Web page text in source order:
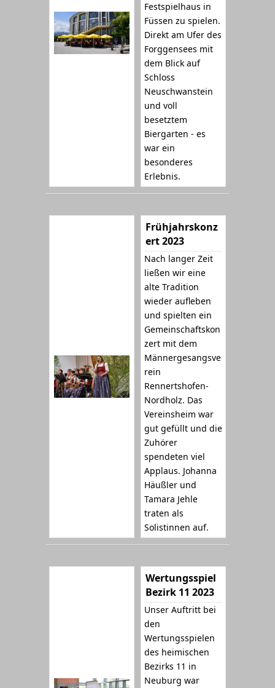
Festspielhaus in
Füssen zu spielen.
Direkt am Ufer des
Forggensees mit
dem Blick auf
Schloss
Neuschwanstein
und voll
besetztem
Biergarten - es
war ein
besonderes
Erlebnis.
Frühjahrskonz
ert 2023
Nach langer Zeit
ließen wir eine
alte Tradition
wieder aufleben
und spielten ein
Gemeinschaftskon
zert mit dem
Männergesangsve
rein
Rennertshofen-
Nordholz. Das
Vereinsheim war
gut gefüllt und die
Zuhörer
spendeten viel
Applaus. Johanna
Häußler und
Tamara Jehle
traten als
Solistinnen auf.
Wertungsspiel
Bezirk 11 2023
Unser Auftritt bei
den
Wertungsspielen
des heimischen
Bezirks 11 in
Neuburg war